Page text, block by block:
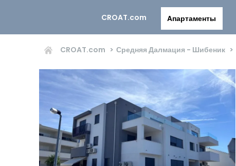
CROAT.com Aпартаменты
CROAT.com Средняя Далмация - Шибеник